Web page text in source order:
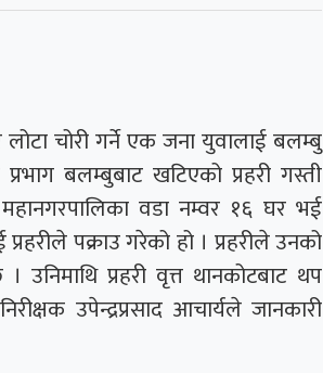
चोरी गर्ने एक जना युवालाई बलम्बु
बलम्बुबाट खटिएको प्रहरी गस्ती
वडा नम्वर १६ घर भई
पक्राउ गरेको हो । प्रहरीले उनको
प्रहरी वृत्त थानकोटबाट थप
उपेन्द्रप्रसाद आचार्यले जानकारी